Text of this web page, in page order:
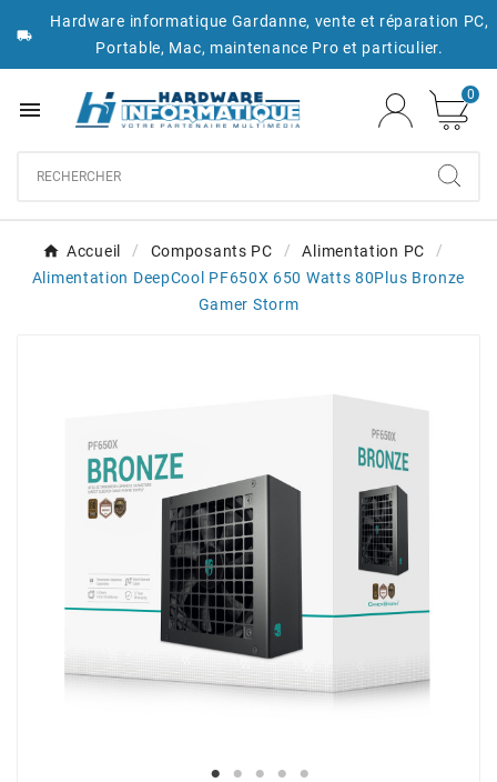

Hardware informatique Gardanne, vente et réparation PC,
Portable, Mac, maintenance Pro et particulier.

0
Accueil Composants PC
Alimentation PC
Alimentation DeepCool PF650X 650 Watts 80Plus Bronze
Gamer Storm